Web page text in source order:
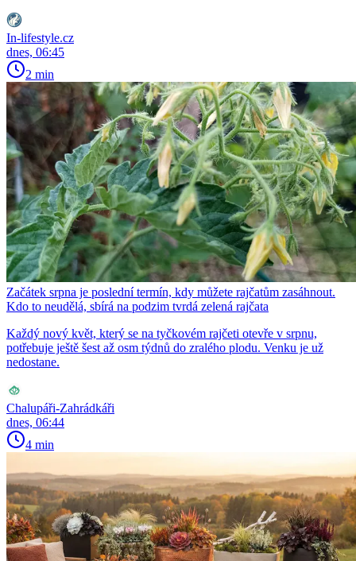
In-lifestyle.cz
dnes, 06:45
2 min
Začátek srpna je poslední termín, kdy můžete rajčatům zasáhnout.
Kdo to neudělá, sbírá na podzim tvrdá zelená rajčata
Každý nový květ, který se na tyčkovém rajčeti otevře v srpnu,
potřebuje ještě šest až osm týdnů do zralého plodu. Venku je už
nedostane.
Chalupáři-Zahrádkáři
dnes, 06:44
4 min